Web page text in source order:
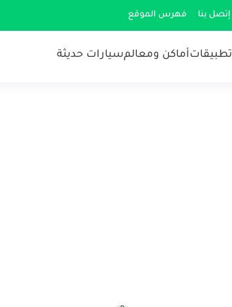
إتصل بنا فهرس الموقع
تطبيقاتأماكن ومعالمسيارات حديثة